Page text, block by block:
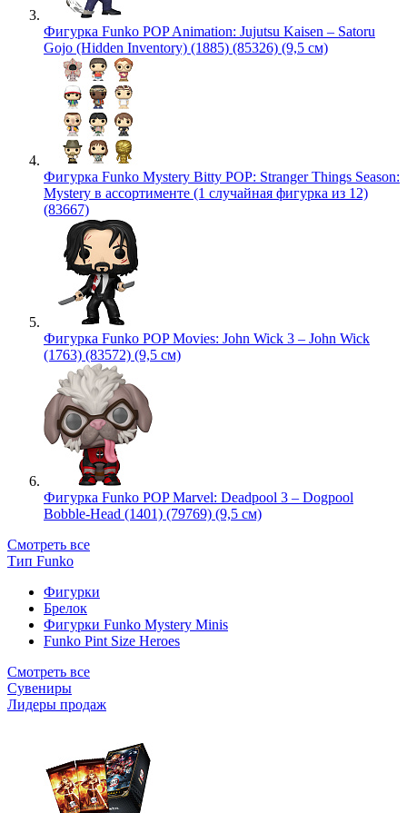
Фигурка Funko POP Animation: Jujutsu Kaisen – Satoru
Gojo (Hidden Inventory) (1885) (85326) (9,5 см)
Фигурка Funko Mystery Bitty POP: Stranger Things Season:
Mystery в ассортименте (1 случайная фигурка из 12)
(83667)
Фигурка Funko POP Movies: John Wick 3 – John Wick
(1763) (83572) (9,5 см)
Фигурка Funko POP Marvel: Deadpool 3 – Dogpool
Bobble-Head (1401) (79769) (9,5 см)
Смотреть все
Тип Funko
Фигурки
Брелок
Фигурки Funko Mystery Minis
Funko Pint Size Heroes
Смотреть все
Сувениры
Лидеры продаж